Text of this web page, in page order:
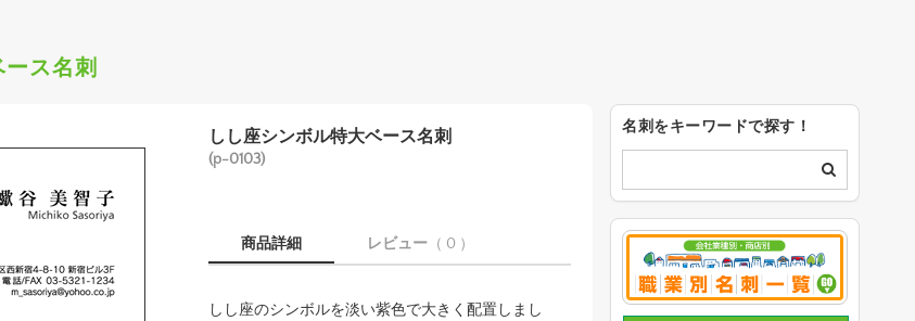
ス名刺
しし座シンボル特大ベース名刺
(p-0103)
商品詳細 レビュー （ 0 ）
しし座のシンボルを淡い紫色で大きく配置しまし
名刺をキーワードで探す！